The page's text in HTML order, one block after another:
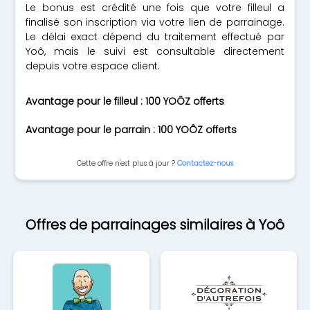
Le bonus est crédité une fois que votre filleul a
finalisé son inscription via votre lien de parrainage.
Le délai exact dépend du traitement effectué par
Yoô, mais le suivi est consultable directement
depuis votre espace client.
Avantage pour le filleul : 100 YOÔZ offerts
Avantage pour le parrain : 100 YOÔZ offerts
Cette offre n'est plus à jour ? Contactez-nous
Offres de parrainages similaires à Yoô